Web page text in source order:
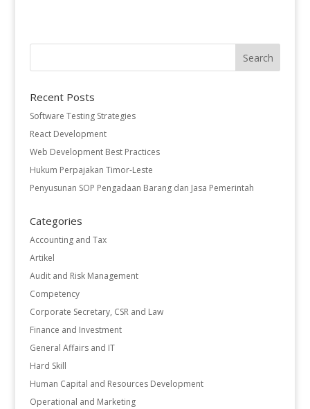
Recent Posts
Software Testing Strategies
React Development
Web Development Best Practices
Hukum Perpajakan Timor-Leste
Penyusunan SOP Pengadaan Barang dan Jasa Pemerintah
Categories
Accounting and Tax
Artikel
Audit and Risk Management
Competency
Corporate Secretary, CSR and Law
Finance and Investment
General Affairs and IT
Hard Skill
Human Capital and Resources Development
Operational and Marketing